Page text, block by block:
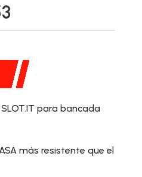
SLOT.IT para bancada
más resistente que el